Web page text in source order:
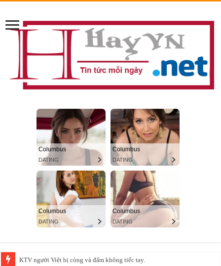
Xác minh video bảo mẫu đánh, bắn dây thun vào chân trẻ tại một cơ sở